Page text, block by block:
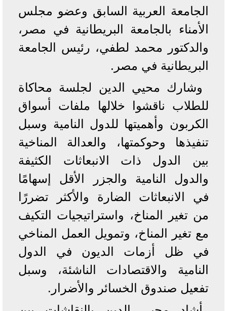
الجامعة العربية السابق وعضو مجلس
الأمناء بالجامعة البريطانية في مصر،
والدكتور محمد لطفي، رئيس الجامعة
البريطانية في مصر.
وشارك محيي الدين لجلسة محاكاة
للطلاب ناقشوا خلالها ملفات أسواق
الكربون وأهميتها للدول النامية وسبل
تنفيذها وحوكمتها، والعدالة المناخية
بين الدول ذات الانبعاثات الكثيفة
والدول النامية والجزر الأقل إسهامًا
في الانبعاثات الضارة والأكثر تضررًا
من تغير المناخ، واستراتيجيات التكيف
مع تغير المناخ، وتمويل العمل المناخي
في ظل أزمات الديون في الدول
النامية والاقتصادات الناشئة، وسبل
تفعيل صندوق الخسائر والأضرار.